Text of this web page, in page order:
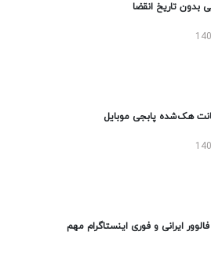
بدون تاریخ انقضا
هک‌شده پابجی موبایل
ایرانی و فوری اینستاگرام مهم